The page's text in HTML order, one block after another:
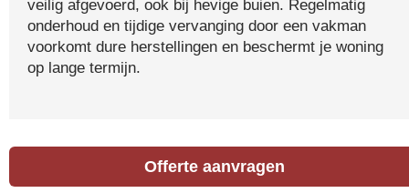
veilig afgevoerd, ook bij hevige buien. Regelmatig
onderhoud en tijdige vervanging door een vakman
voorkomt dure herstellingen en beschermt je woning
op lange termijn.
Offerte aanvragen